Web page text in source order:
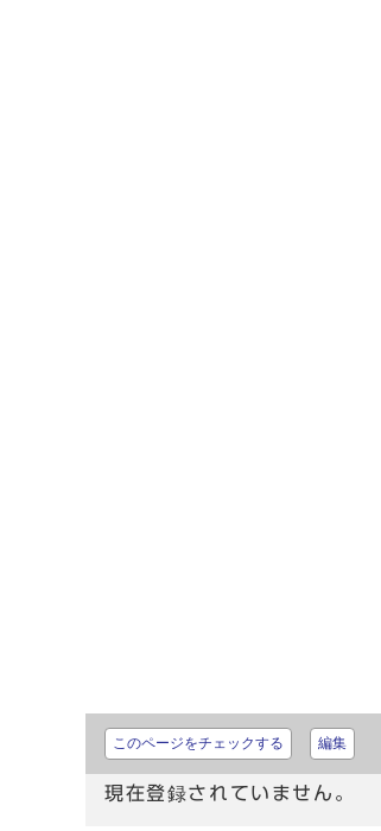
このページをチェックする 編集
現在登録されていません。